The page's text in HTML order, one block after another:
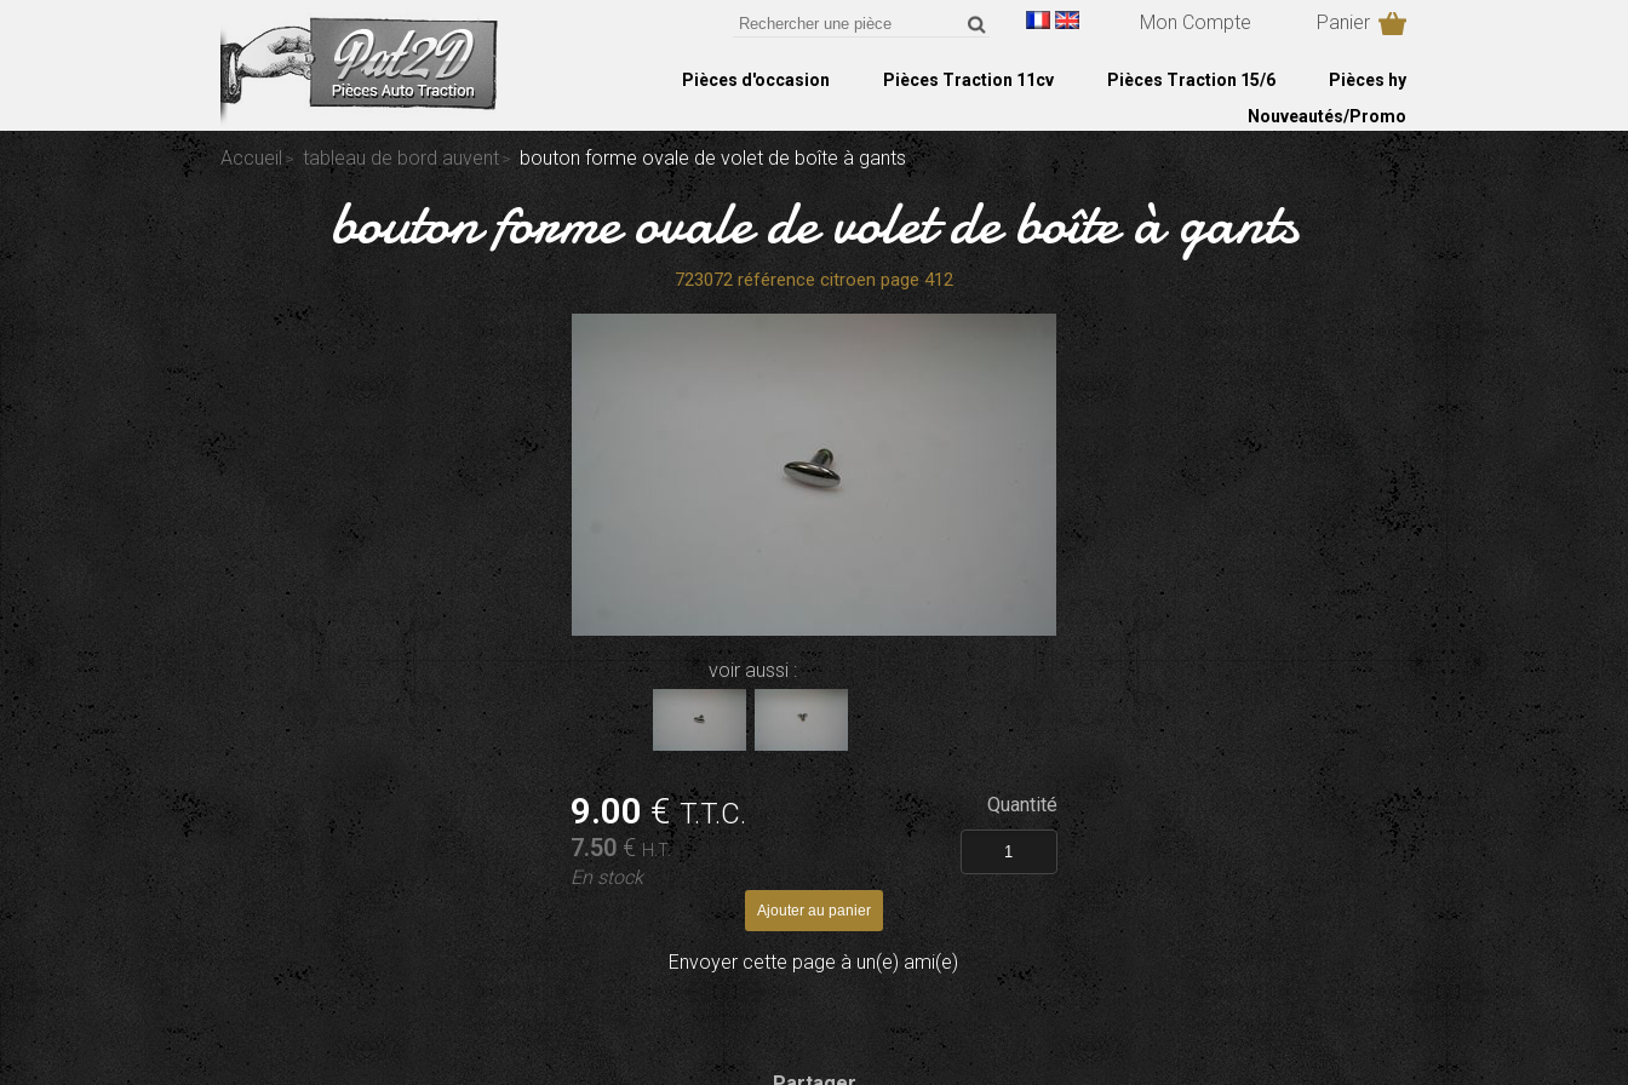
Mon Compte Panier
Pièces d'occasion Pièces Traction 11cv Pièces Traction 15/6
Pièces hy
Nouveautés/Promo
Accueil tableau de bord auvent bouton forme ovale de volet de boîte à gants
bouton forme ovale de volet de boîte à gants
723072 référence citroen page 412
voir aussi :
9.00€T.T.C.
7.50 €H.T.
En stock
Quantité
Envoyer cette page à un(e) ami(e)